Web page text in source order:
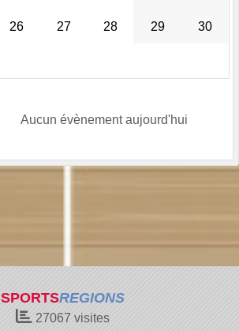
26 27 28 29 30
Aucun évènement aujourd'hui
SPORTSREGIONS
27067 visites